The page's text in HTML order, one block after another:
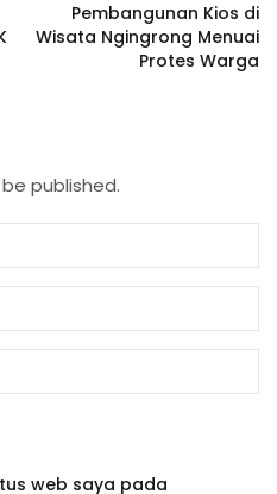
Pembangunan Kios di
Wisata Ngingrong Menuai
Protes Warga
published.
web saya pada